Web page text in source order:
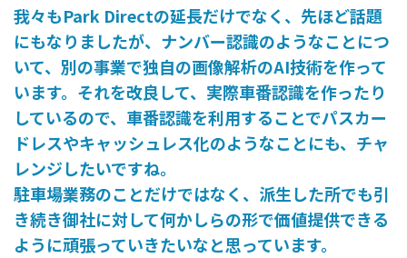
我々もPark Directの延長だけでなく、先ほど話題
にもなりましたが、ナンバー認識のようなことにつ
いて、別の事業で独自の画像解析のAI技術を作って
います。それを改良して、実際車番認識を作ったり
しているので、車番認識を利用することでパスカー
ドレスやキャッシュレス化のようなことにも、チャ
レンジしたいですね。
駐車場業務のことだけではなく、派生した所でも引
き続き御社に対して何かしらの形で価値提供できる
ように頑張っていきたいなと思っています。